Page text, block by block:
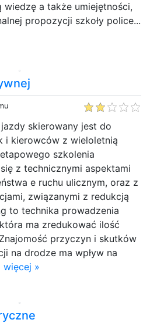
a także umiejętności,
propozycji szkoły police...
skierowany jest do
i kierowców z wieloletnią
szkolenia
z technicznymi aspektami
e ruchu ulicznym, oraz z
związanymi z redukcją
to technika prowadzenia
ma zredukować ilość
przyczyn i skutków
na drodze ma wpływ na
więcej »